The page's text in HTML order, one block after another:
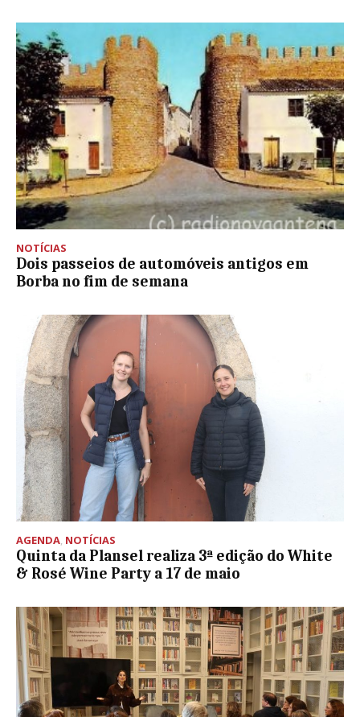
NOTÍCIAS
Dois passeios de automóveis antigos em
Borba no fim de semana
AGENDA, NOTÍCIAS
Quinta da Plansel realiza 3ª edição do White
& Rosé Wine Party a 17 de maio